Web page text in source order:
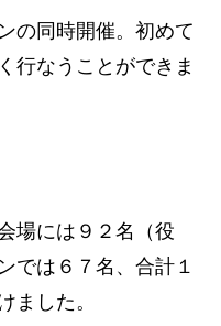
の同時開催。初めて
行なうことができま
場には９２名（役
では６７名、合計１
ました。